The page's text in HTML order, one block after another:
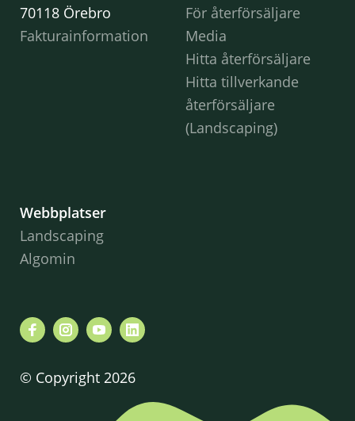
70118 Örebro
Fakturainformation
För återförsäljare
Media
Hitta återförsäljare
Hitta tillverkande
återförsäljare
(Landscaping)
Webbplatser
Landscaping
Algomin
© Copyright 2026